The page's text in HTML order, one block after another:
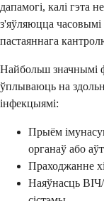
дапамогі, калі гэта
з'яўляюцца
пастаяннага
Найбольш значнымі
ўплываюць на
інфекцыямі:
Прыём
органаў або
Праходжанне
Наяўнасць